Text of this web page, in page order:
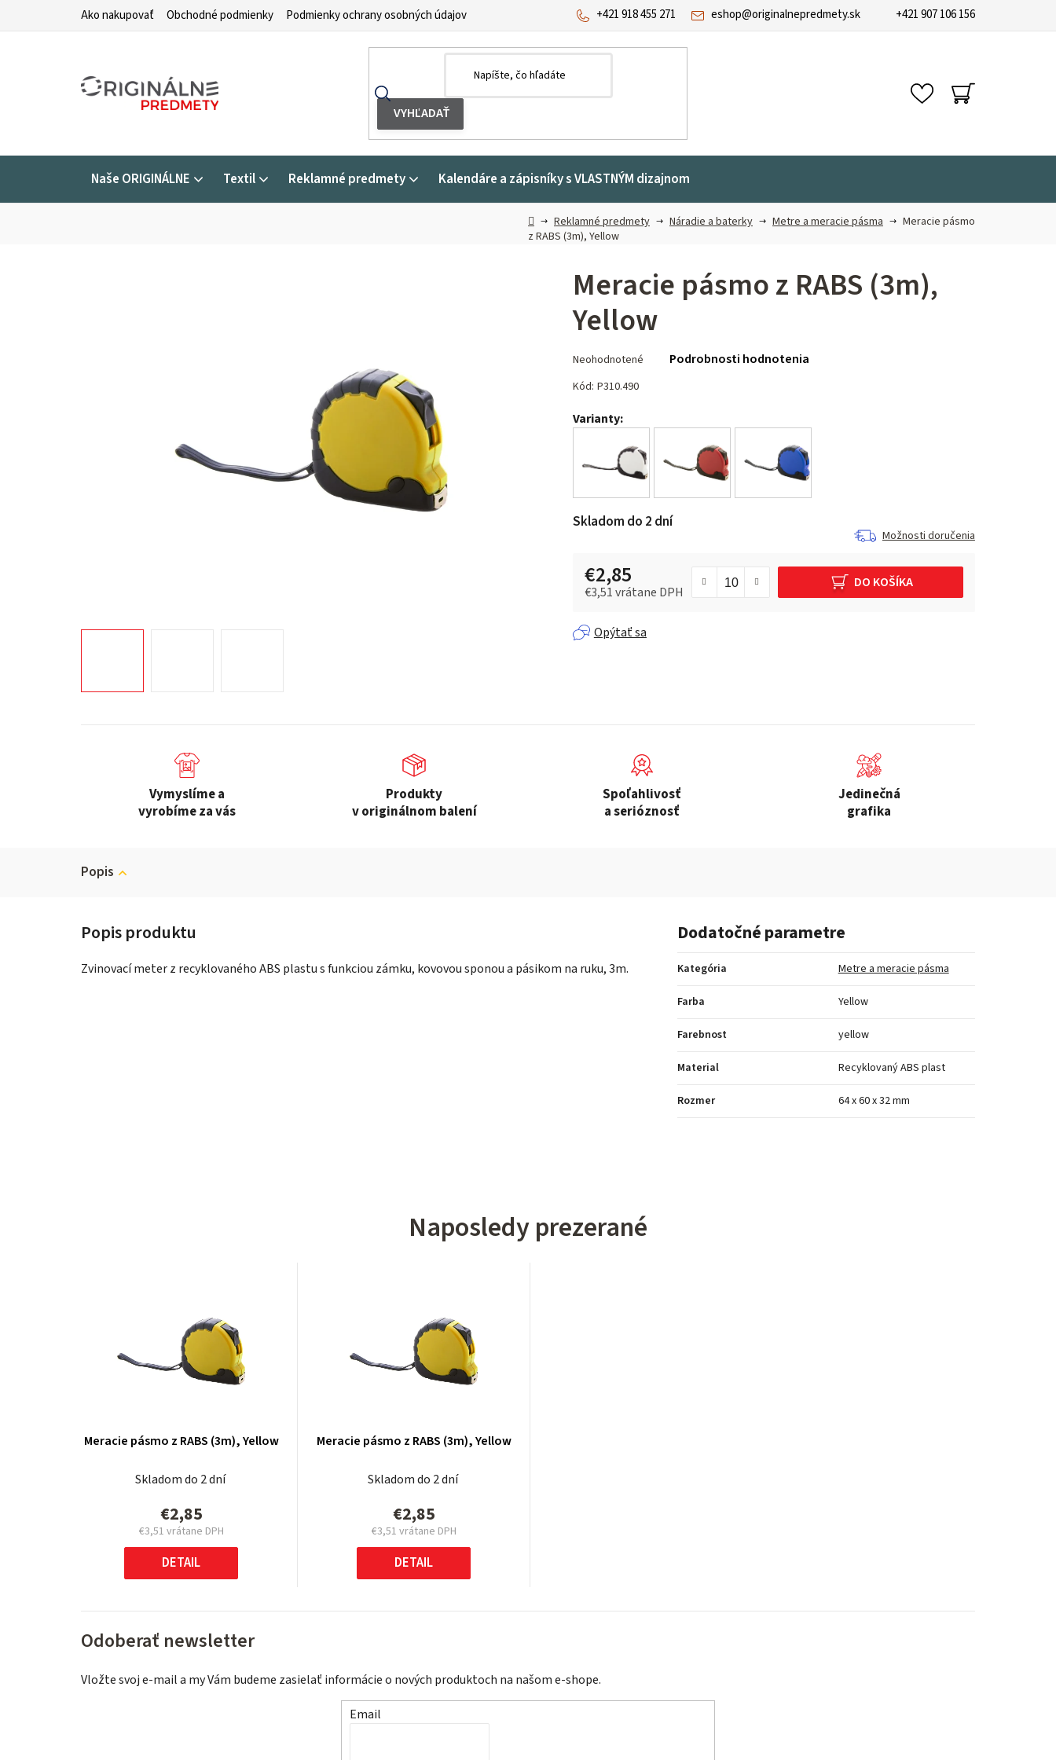
Ako nakupovať Obchodné podmienky Podmienky ochrany osobných údajov eshop@originalnepredmety.sk
+421 918 455 271 +421 907 106 156
NÁKUPNÝ
KOŠÍK
Naše ORIGINÁLNE Textil Reklamné predmety Kalendáre a zápisníky s VLASTNÝM dizajnom
DomovReklamné predmety Náradie a baterky Metre a meracie pásma
Meracie pásmo
z RABS (3m), Yellow
Meracie pásmo z RABS (3m),
Yellow
hodnotenie
produktu
0,0
hviezdičiek.
Neohodnotené Podrobnosti hodnotenia
Kód: P310.490
Varianty:
Skladom do 2 dní
Možnosti doručenia
€2,85
€3,51 vrátane DPH
DO KOŠÍKA
Opýtať sa
Vymyslíme a
vyrobíme za vás
Produkty
v originálnom balení
Spoľahlivosť
a serióznosť
Jedinečná
grafika
Popis
Zvinovací meter z recyklovaného ABS plastu s funkciou zámku, kovovou sponou a pásikom na ruku, 3m.
Dodatočné parametre
Kategória Metre a meracie pásma
Farba Yellow
Farebnost yellow
Material Recyklovaný ABS plast
Rozmer 64 x 60 x 32 mm
Naposledy prezerané
Meracie pásmo z RABS (3m), Yellow
Skladom do 2 dní
€2,85
€3,51 vrátane DPH
Jednotková
cena:
DETAIL
Meracie pásmo z RABS (3m), Yellow
Skladom do 2 dní
€2,85
€3,51 vrátane DPH
Jednotková
cena:
DETAIL
Odoberať newsletter
Vložte svoj e-mail a my Vám budeme zasielať informácie o nových produktoch na našom e-shope.
Email